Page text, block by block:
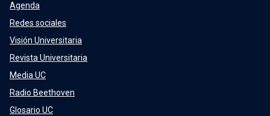
Agenda
Redes sociales
Visión Universitaria
Revista Universitaria
Media UC
Radio Beethoven
Glosario UC